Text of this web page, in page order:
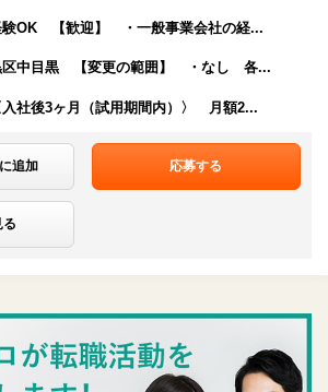
験OK 【歓迎】 ・一般事業会社の経...
区中目黒 【変更の範囲】 ・なし 各...
社後3ヶ月（試用期間内）〉 月額2...
追加 応募する
る